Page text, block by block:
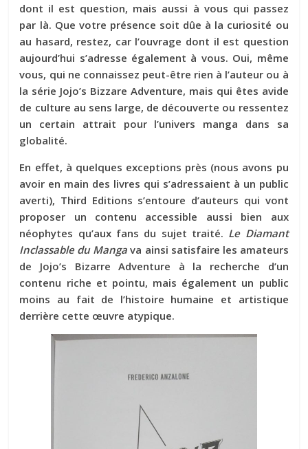
dont il est question, mais aussi à vous qui passez
par là. Que votre présence soit dûe à la curiosité ou
au hasard, restez, car l’ouvrage dont il est question
aujourd’hui s’adresse également à vous. Oui, même
vous, qui ne connaissez peut-être rien à l’auteur ou à
la série Jojo’s Bizzare Adventure, mais qui êtes avide
de culture au sens large, de découverte ou ressentez
un certain attrait pour l’univers manga dans sa
globalité.
En effet, à quelques exceptions près (nous avons pu
avoir en main des livres qui s’adressaient à un public
averti), Third Editions s’entoure d’auteurs qui vont
proposer un contenu accessible aussi bien aux
néophytes qu’aux fans du sujet traité. Le Diamant
Inclassable du Mangava ainsi satisfaire les amateurs
de Jojo’s Bizarre Adventure à la recherche d’un
contenu riche et pointu, mais également un public
moins au fait de l’histoire humaine et artistique
derrière cette œuvre atypique.